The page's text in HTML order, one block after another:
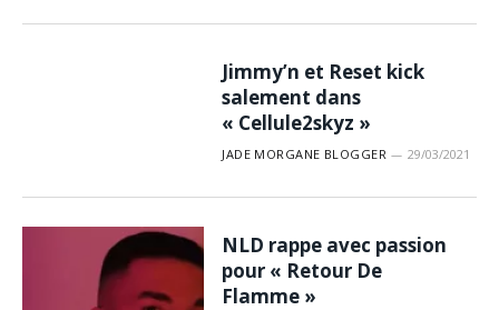
Jimmy’n et Reset kick
salement dans
« Cellule2skyz »
JADE MORGANE BLOGGER 29/03/2021
NLD rappe avec passion
pour « Retour De
Flamme »